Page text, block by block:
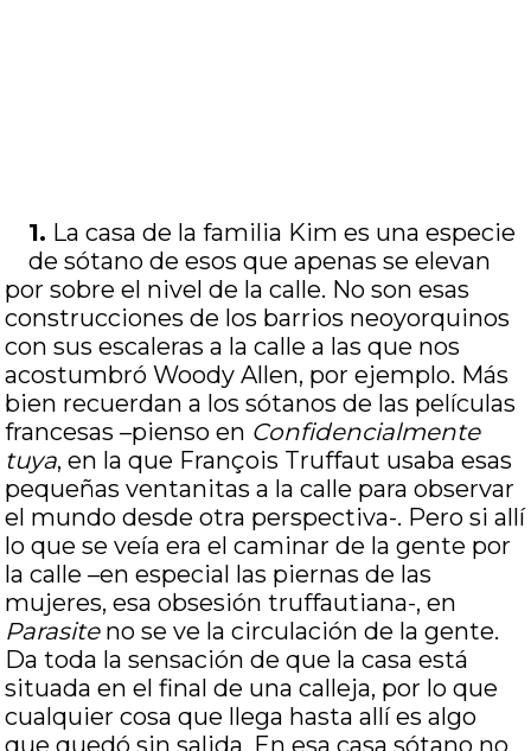
1. La casa de la familia Kim es una especie
de sótano de esos que apenas se elevan
por sobre el nivel de la calle. No son esas
construcciones de los barrios neoyorquinos
con sus escaleras a la calle a las que nos
acostumbró Woody Allen, por ejemplo. Más
bien recuerdan a los sótanos de las películas
francesas –pienso en Confidencialmente
tuya, en la que François Truffaut usaba esas
pequeñas ventanitas a la calle para observar
el mundo desde otra perspectiva-. Pero si allí
lo que se veía era el caminar de la gente por
la calle –en especial las piernas de las
mujeres, esa obsesión truffautiana-, en
Parasiteno se ve la circulación de la gente.
Da toda la sensación de que la casa está
situada en el final de una calleja, por lo que
cualquier cosa que llega hasta allí es algo
que quedó sin salida. En esa casa sótano no